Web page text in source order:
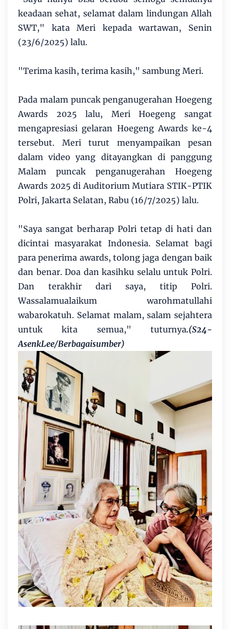
keadaan sehat, selamat dalam lindungan Allah
SWT," kata Meri kepada wartawan, Senin
(23/6/2025) lalu.
"Terima kasih, terima kasih," sambung Meri.
Pada malam puncak penganugerahan Hoegeng
Awards 2025 lalu, Meri Hoegeng sangat
mengapresiasi gelaran Hoegeng Awards ke-4
tersebut. Meri turut menyampaikan pesan
dalam video yang ditayangkan di panggung
Malam puncak penganugerahan Hoegeng
Awards 2025 di Auditorium Mutiara STIK-PTIK
Polri, Jakarta Selatan, Rabu (16/7/2025) lalu.
"Saya sangat berharap Polri tetap di hati dan
dicintai masyarakat Indonesia. Selamat bagi
para penerima awards, tolong jaga dengan baik
dan benar. Doa dan kasihku selalu untuk Polri.
Dan terakhir dari saya, titip Polri.
Wassalamualaikum warohmatullahi
wabarokatuh. Selamat malam, salam sejahtera
untuk kita semua," tuturnya.(S24-
AsenkLee/Berbagaisumber)